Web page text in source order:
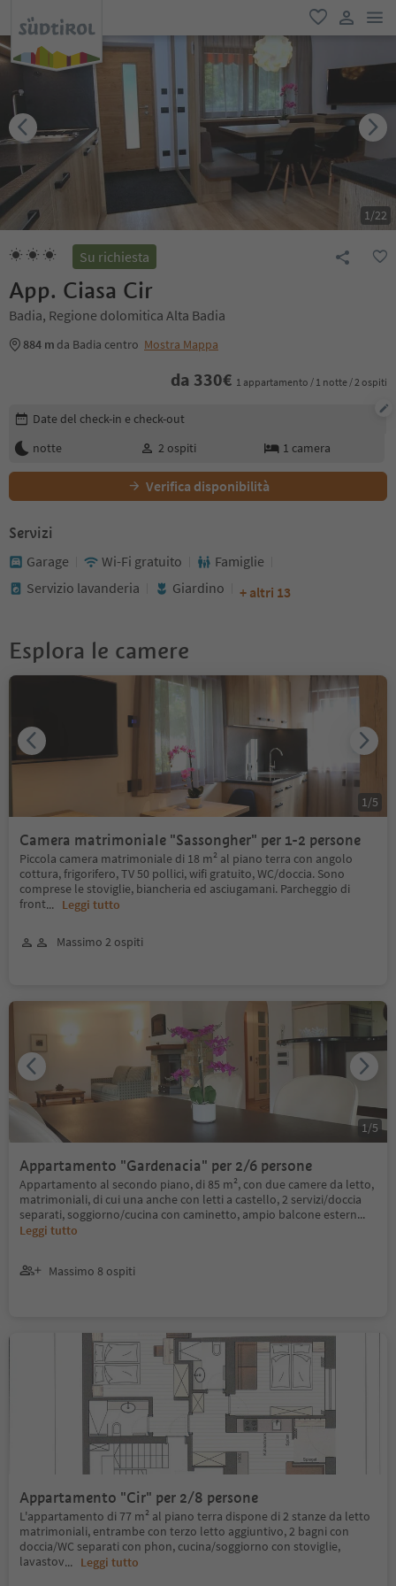
favoriti
user link
1/22
Su richiesta
App. Ciasa Cir
Badia, Regione dolomitica Alta Badia
884 m da Badia centro Mostra Mappa
da 330€ 1 appartamento / 1 notte / 2 ospiti
Modifica i dettagli della prenotazione
Date del check-in e check-out
notte
2 ospiti 1 camera
Verifica disponibilità
Servizi
Garage Wi-Fi gratuito
Famiglie
Servizio lavanderia
Giardino + altri 13
Esplora le camere
Camera matrimoniale "Sassongher" per 1-2 persone
Piccola camera matrimoniale di 18 m² al piano terra con angolo
cottura, frigorifero, TV 50 pollici, wifi gratuito, WC/doccia. Sono
comprese le stoviglie, biancheria ed asciugamani. Parcheggio di
front... Leggi tutto
Massimo 2 ospiti
1/5
Appartamento "Gardenacia" per 2/6 persone
Appartamento al secondo piano, di 85 m², con due camere da letto,
matrimoniali, di cui una anche con letti a castello, 2 servizi/doccia
separati, soggiorno/cucina con caminetto, ampio balcone estern...
Leggi tutto
Massimo 8 ospiti
1/5
Appartamento "Cir" per 2/8 persone
L'appartamento di 77 m² al piano terra dispone di 2 stanze da letto
matrimoniali, entrambe con terzo letto aggiuntivo, 2 bagni con
doccia/WC separati con phon, cucina/soggiorno con stoviglie,
lavastov... Leggi tutto